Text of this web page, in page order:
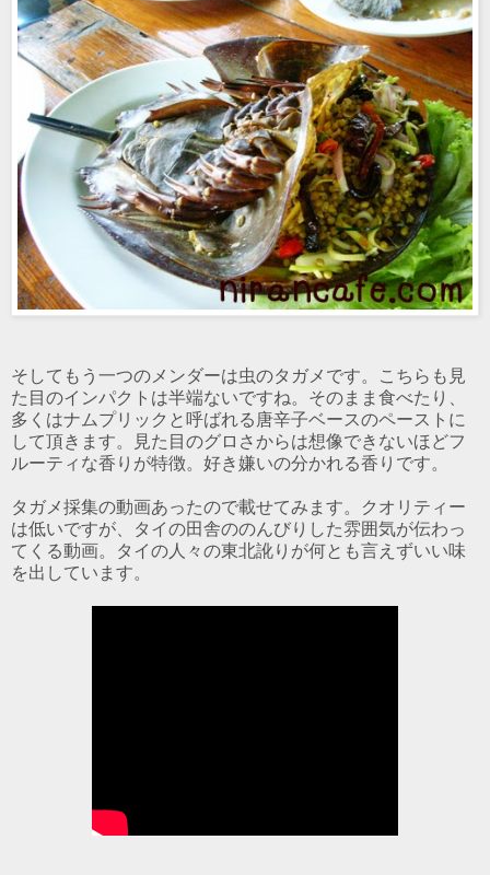
そしてもう一つのメンダーは虫のタガメです。こちらも見
た目のインパクトは半端ないですね。そのまま食べたり、
多くはナムプリックと呼ばれる唐辛子ベースのペーストに
して頂きます。見た目のグロさからは想像できないほどフ
ルーティな香りが特徴。好き嫌いの分かれる香りです。
タガメ採集の動画あったので載せてみます。クオリティー
は低いですが、タイの田舎ののんびりした雰囲気が伝わっ
てくる動画。タイの人々の東北訛りが何とも言えずいい味
を出しています。